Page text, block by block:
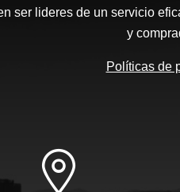
ser lideres de un servicio
y
Políticas de